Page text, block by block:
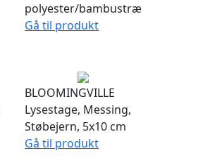
polyester/bambustræ
Gå til produkt
BLOOMINGVILLE
Lysestage, Messing,
Støbejern, 5x10 cm
Gå til produkt